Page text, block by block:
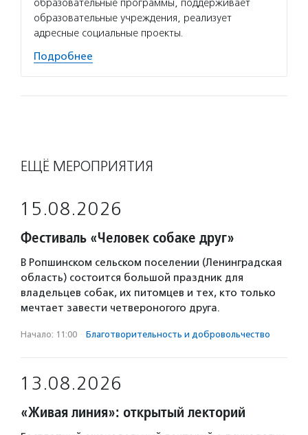
образовательные программы, поддерживает
образовательные учреждения, реализует
адресные социальные проекты.
Подробнее
ЕЩЁ МЕРОПРИЯТИЯ
15.08.2026
Фестиваль «Человек собаке друг»
В Ропшинском сельском поселении (Ленинградская
область) состоится большой праздник для
владельцев собак, их питомцев и тех, кто только
мечтает завести четвероногого друга.
Начало: 11:00 · Благотвори­тель­ность и доброволь­чест­во
13.08.2026
«Живая линия»: открытый лекторий